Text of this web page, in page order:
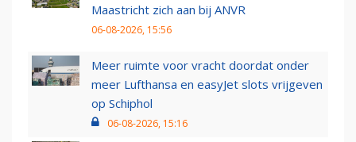
Maastricht zich aan bij ANVR
06-08-2026, 15:56
Meer ruimte voor vracht doordat onder
meer Lufthansa en easyJet slots vrijgeven
op Schiphol
06-08-2026, 15:16